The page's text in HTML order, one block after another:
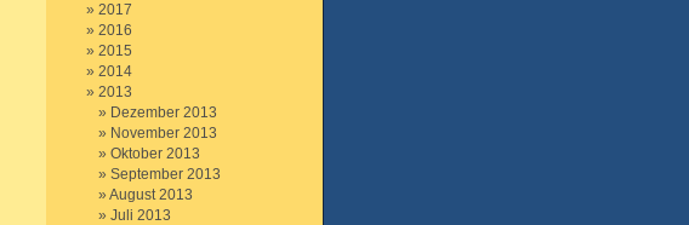
2017
2016
2015
2014
2013
Dezember 2013
November 2013
Oktober 2013
September 2013
August 2013
Juli 2013